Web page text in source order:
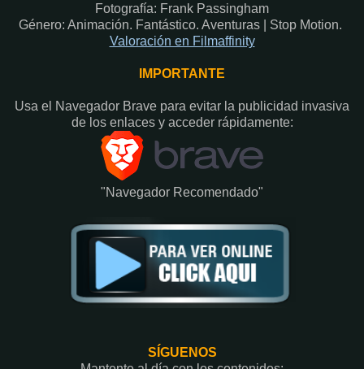
Fotografía: Frank Passingham
Género: Animación. Fantástico. Aventuras | Stop Motion.
Valoración en Fi lmaffinity
IMPORTANTE
Usa el Navegador Brave para evitar la publicidad invasiva
de los enlaces y acceder rápidamente:​
"Navegador Recomendado"
SÍGUENOS